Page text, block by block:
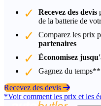
Recevez des devis
de la batterie de
Comparez les prix
partenaires
Économisez
Gagnez du
Recevez des devis
*Voir comment les prix et les